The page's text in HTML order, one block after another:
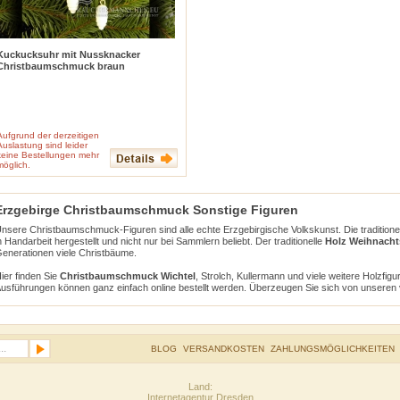
mit Nussknacker
braun
der derzeitigen
sind leider
Bestellungen mehr
Stk. enth.)
19 % MwSt
Versandkosten
Christbaumschmuck Sonstige Figuren
Christbaumschmuck-Figuren sind alle echte Erzgebirgische Volkskunst. Die
Handarbeit hergestellt und nicht nur bei Sammlern beliebt. Der traditionelle Holz
viele Christbäume.
finden Sie Christbaumschmuck Wichtel , Strolch, Kullermann und viele weitere
können ganz einfach online bestellt werden. Überzeugen Sie sich von unseren
BLOG VERSANDKOSTEN ZAHLUNGSMÖGLICHKEITEN
Land:
Internetagentur Dresden